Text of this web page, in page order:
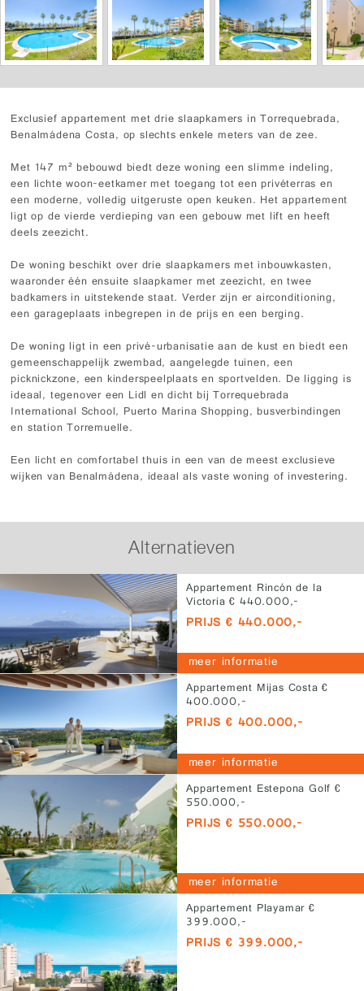
Exclusief appartement met drie slaapkamers in Torrequebrada,
Benalmádena Costa, op slechts enkele meters van de zee.
Met 147 m² bebouwd biedt deze woning een slimme indeling,
een lichte woon-eetkamer met toegang tot een privéterras en
een moderne, volledig uitgeruste open keuken. Het appartement
ligt op de vierde verdieping van een gebouw met lift en heeft
deels zeezicht.
De woning beschikt over drie slaapkamers met inbouwkasten,
waaronder één ensuite slaapkamer met zeezicht, en twee
badkamers in uitstekende staat. Verder zijn er airconditioning,
een garageplaats inbegrepen in de prijs en een berging.
De woning ligt in een privé-urbanisatie aan de kust en biedt een
gemeenschappelijk zwembad, aangelegde tuinen, een
picknickzone, een kinderspeelplaats en sportvelden. De ligging is
ideaal, tegenover een Lidl en dicht bij Torrequebrada
International School, Puerto Marina Shopping, busverbindingen
en station Torremuelle.
Een licht en comfortabel thuis in een van de meest exclusieve
wijken van Benalmádena, ideaal als vaste woning of investering.
Alternatieven
Appartement Rincón de la
Victoria € 440.000,-
PRIJS € 440.000,-
meer informatie
Appartement Mijas Costa €
400.000,-
PRIJS € 400.000,-
meer informatie
Appartement Estepona Golf €
550.000,-
PRIJS € 550.000,-
meer informatie
Appartement Playamar €
399.000,-
PRIJS € 399.000,-